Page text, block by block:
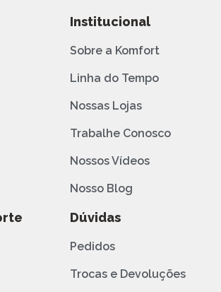
Institucional
Sobre a Komfort
Linha do Tempo
Nossas Lojas
Trabalhe Conosco
Nossos Vídeos
Nosso Blog
Dúvidas
Pedidos
Trocas e Devoluções